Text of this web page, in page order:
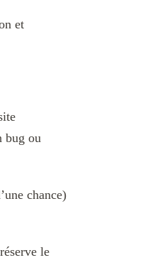
et
bug ou
chance)
le